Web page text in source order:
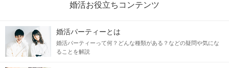
婚活お役立ちコンテンツ
婚活パーティーとは
婚活パーティーって何？どんな種類がある？などの疑問や気にな
ることを解説